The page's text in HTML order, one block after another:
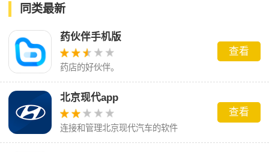
同类最新
药伙伴手机版
药店的好伙伴。
查看
北京现代app
连接和管理北京现代汽车的软件
查看